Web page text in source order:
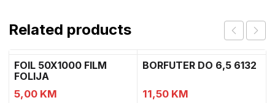
Related products
FOIL 50X1000 FILM
FOLIJA
5,00 KM
BORFUTER DO 6,5 6132
11,50 KM